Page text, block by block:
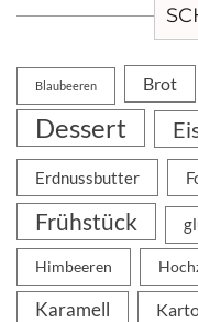
Blaubeeren Brot
Dessert
Erdnussbutter
Frühstück
Himbeeren
Karamell